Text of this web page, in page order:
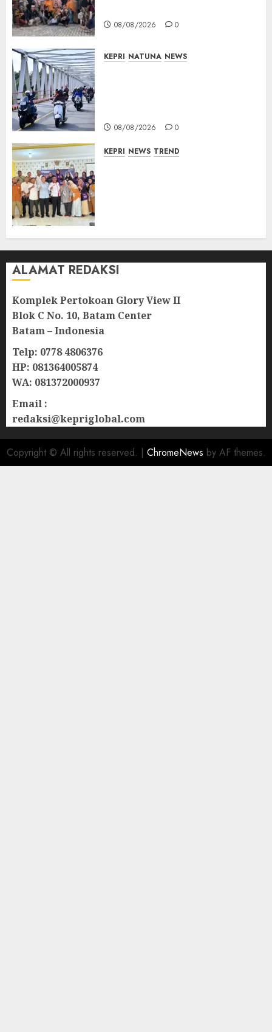
08/08/2026 0
KEPRI NATUNA NEWS
08/08/2026 0
KEPRI NEWS TREND
08/08/2026 0
ALAMAT REDAKSI
Komplek Pertokoan Glory View II
Blok C No. 10, Batam Center
Batam – Indonesia
Telp: 0778 4806376
HP: 081364005874
WA: 081372000937
Email :
redaksi@kepriglobal.com
Copyright © All rights reserved. | ChromeNews by AF themes.